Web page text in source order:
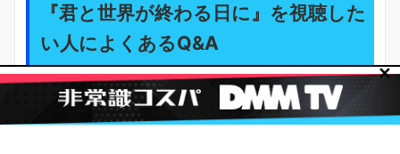
『君と世界が終わる日に』を視聴した
い人によくあるQ&A
よくある疑問は「他サービスで見れる？」「デバイス
✕